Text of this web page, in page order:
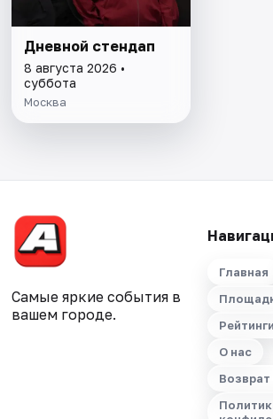
Дневной стендап
8 августа 2026 •
суббота
Москва
Самые яркие события в
вашем городе.
Главная
Рейтинги
О нас